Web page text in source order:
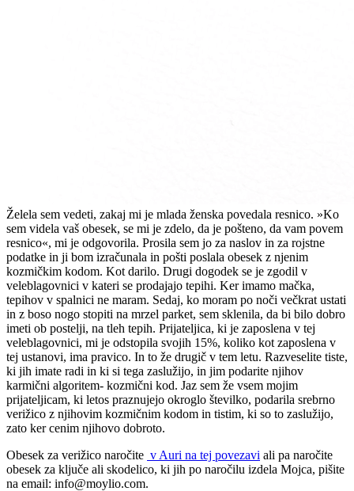
Želela sem vedeti, zakaj mi je mlada ženska povedala resnico. »Ko
sem videla vaš obesek, se mi je zdelo, da je pošteno, da vam povem
resnico«, mi je odgovorila. Prosila sem jo za naslov in za rojstne
podatke in ji bom izračunala in pošti poslala obesek z njenim
kozmičkim kodom. Kot darilo. Drugi dogodek se je zgodil v
veleblagovnici v kateri se prodajajo tepihi. Ker imamo mačka,
tepihov v spalnici ne maram. Sedaj, ko moram po noči večkrat ustati
in z boso nogo stopiti na mrzel parket, sem sklenila, da bi bilo dobro
imeti ob postelji, na tleh tepih. Prijateljica, ki je zaposlena v tej
veleblagovnici, mi je odstopila svojih 15%, koliko kot zaposlena v
tej ustanovi, ima pravico. In to že drugič v tem letu. Razveselite tiste,
ki jih imate radi in ki si tega zaslužijo, in jim podarite njihov
karmični algoritem- kozmični kod. Jaz sem že vsem mojim
prijateljicam, ki letos praznujejo okroglo številko, podarila srebrno
verižico z njihovim kozmičnim kodom in tistim, ki so to zaslužijo,
zato ker cenim njihovo dobroto.
Obesek za verižico naročite v Auri na tej povezavi ali pa naročite
obesek za ključe ali skodelico, ki jih po naročilu izdela Mojca, pišite
na email: info@moylio.com.